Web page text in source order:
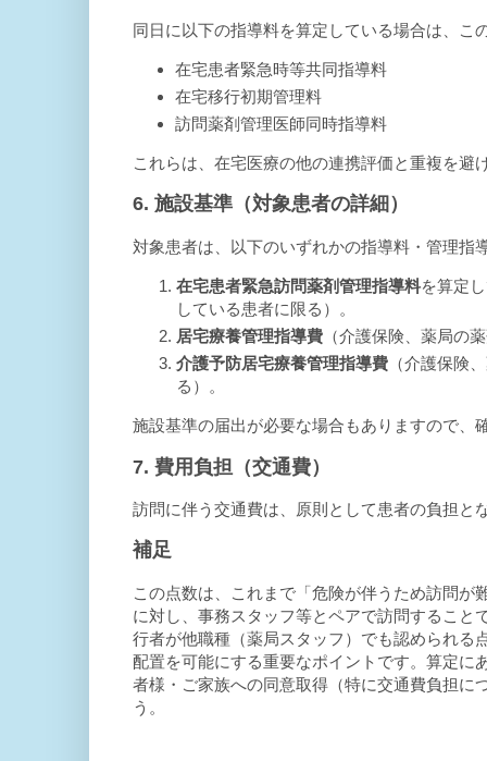
同日に以下の指導料を算定している場合は、こ
在宅患者緊急時等共同指導料
在宅移行初期管理料
訪問薬剤管理医師同時指導料
これらは、在宅医療の他の連携評価と重複を避
6. 施設基準（対象患者の詳細）
対象患者は、以下のいずれかの指導料・管理指
在宅患者緊急訪問薬剤管理指導料を算定
している患者に限る）。
居宅療養管理指導費 （介護保険、薬局の
介護予防居宅療養管理指導費 （介護保険
る）。
施設基準の届出が必要な場合もありますので、
7. 費用負担（交通費）
訪問に伴う交通費は、原則として患者の負担と
補足
この点数は、これまで「危険が伴うため訪問
に対し、事務スタッフ等とペアで訪問すること
行者が他職種（薬局スタッフ）でも認められる
配置を可能にする重要なポイントです。算定に
者様・ご家族への同意取得（特に交通費負担に
う。